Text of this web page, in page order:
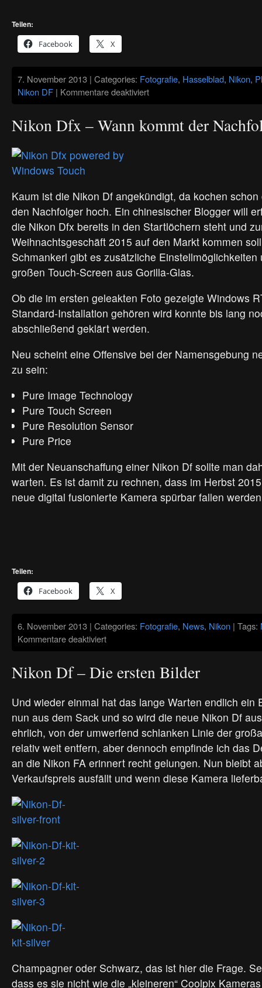
Teilen:
Facebook
X
7. November 2013 | Categories: Fotografie, Hasselblad, Nikon,
Nikon DF | Kommentare deaktiviertfür
10
to
like
Nikon Dfx – Wann kommt der
Kaum ist die Nikon Df angekündigt, da kochen
den Nachfolger hoch. Ein chinesischer Blogger will
die Nikon Dfx bereits in den Startlöchern steht und
Weihnachtsgeschäft 2015 auf den Markt kommen
Schmankerl gibt es zusätzliche Einstellmöglichkeiten
großen Touch-Screen aus Gorilla-Glas.
Ob die im ersten geleakten Foto gezeigte Windows
Standard-Installation gehören wird konnte bis lang
abschließend geklärt werden.
Neu scheint eine Offensive bei der Namensgebung
zu sein:
Pure Image Technology
Pure Touch Screen
Pure Resolution Sensor
Pure Price
Mit der Neuanschaffung einer Nikon Df sollte man
warten. Es ist damit zu rechnen, dass im Herbst
neue digital fusionierte Kamera spürbar fallen
Teilen:
Facebook
X
6. November 2013 | Categories: Fotografie, News, Nikon | Tags:
Kommentare deaktiviertfür
Nikon
Wann
kommt
Nachfolger
Nikon Df – Die ersten Bilder
Und wieder einmal hat das lange Warten endlich ein
nun aus dem Sack und so wird die neue Nikon Df
ehrlich, von der umwerfend schlanken Linie der
relativ weit entfern, aber dennoch empfinde ich das
an die Nikon FA erinnert recht gelungen. Nun bleibt
Verkaufspreis ausfällt und wenn diese Kamera
Champagner oder Schwarz, das ist hier die Frage.
dass es sie nicht wie die „kleineren“ Coolpix